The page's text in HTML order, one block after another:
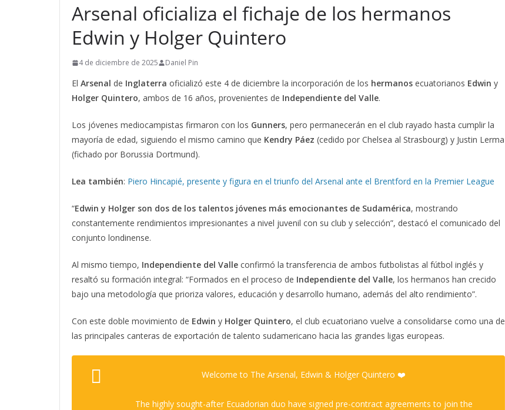
Arsenal oficializa el fichaje de los hermanos
Edwin y Holger Quintero
4 de diciembre de 2025 Daniel Pin
El Arsenal de Inglaterra oficializó este 4 de diciembre la incorporación de los hermanos ecuatorianos Edwin y
Holger Quintero, ambos de 16 años, provenientes de Independiente del Valle.
Los jóvenes mediocampistas firmaron con los Gunners, pero permanecerán en el club rayado hasta cumplir la
mayoría de edad, siguiendo el mismo camino que Kendry Páez (cedido por Chelsea al Strasbourg) y Justin Lerma
(fichado por Borussia Dortmund).
Lea también: Piero Hincapié, presente y figura en el triunfo del Arsenal ante el Brentford en la Premier League
“Edwin y Holger son dos de los talentos jóvenes más emocionantes de Sudamérica, mostrando
constantemente rendimientos impresionantes a nivel juvenil con su club y selección”, destacó el comunicado del
conjunto londinense.
Al mismo tiempo, Independiente del Valle confirmó la transferencia de ambos futbolistas al fútbol inglés y
resaltó su formación integral: “Formados en el proceso de Independiente del Valle, los hermanos han crecido
bajo una metodología que prioriza valores, educación y desarrollo humano, además del alto rendimiento”.
Con este doble movimiento de Edwin y Holger Quintero, el club ecuatoriano vuelve a consolidarse como una de
las principales canteras de exportación de talento sudamericano hacia las grandes ligas europeas.
Welcome to The Arsenal, Edwin & Holger Quintero ❤️
The highly sought-after Ecuadorian duo have signed pre-contract agreements to join the